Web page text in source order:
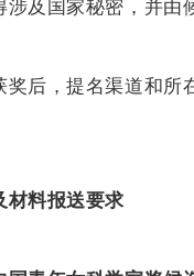
涉及国家秘密，并
，提名渠道和所在
材料报送要求